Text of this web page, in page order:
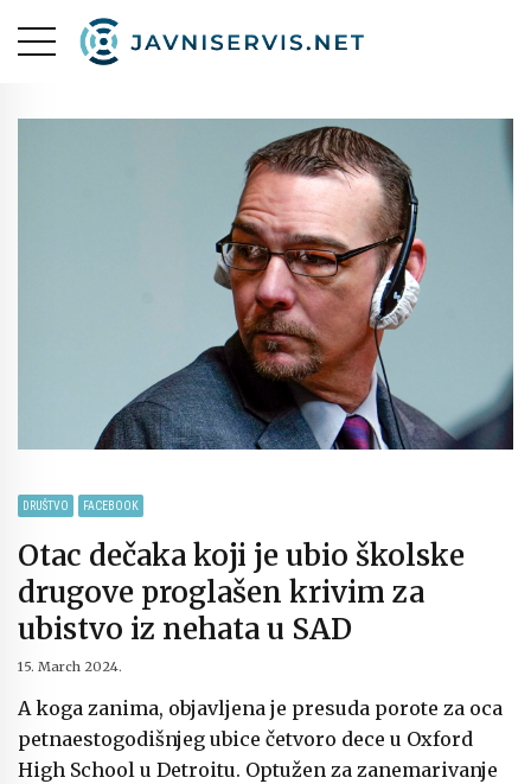
DRUŠTVO FACEBOOK
Otac dečaka koji je ubio školske
drugove proglašen krivim za
ubistvo iz nehata u SAD
15. March 2024.
A koga zanima, objavljena je presuda porote za oca
petnaestogodišnjeg ubice četvoro dece u Oxford
High School u Detroitu. Optužen za zanemarivanje